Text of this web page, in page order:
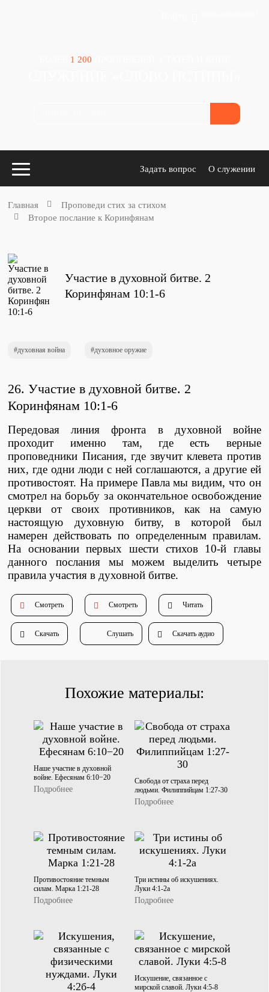
1 200
Задать вопрос О служении
Конспекты
Проповеди
стих за стихом
Актуальные конспекты проповедей
Тематические проповеди
Библейская школа.
Богословие
Библейская школа.
Душепопечение
Главная
Проповеди стих за стихом
Второе послание к Коринфянам
Участие в духовной битве. 2
Коринфянам 10:1-6
духовная война духовное оружие
26. Участие в духовной битве. 2
Коринфянам 10:1-6
Передовая линия фронта в духовной войне
проходит именно там, где есть верные
проповедники Писания, где звучит клевета против
них, где одни люди с ней соглашаются, а другие ей
противостоят. На примере Павла мы видим, что он
смотрел на борьбу за окончательное освобождение
церкви от своих противников, как на самую
настоящую духовную битву, в которой был
намерен действовать по определенным правилам.
На основании первых шести стихов 10-й главы
данного послания мы можем выделить четыре
правила участия в духовной битве.
Смотреть Смотреть Читать
Скачать Слушать Скачать аудио
Похожие материалы:
Наше участие в духовной
войне. Ефесянам 6:10−20
Подробнее
Свобода от страха перед
людьми. Филиппийцам 1:27-30
Подробнее
Противостояние темным
силам. Марка 1:21-28
Подробнее
Три истины об искушениях.
Луки 4:1-2а
Подробнее
Искушение, связанное с
мирской славой. Луки 4:5-8